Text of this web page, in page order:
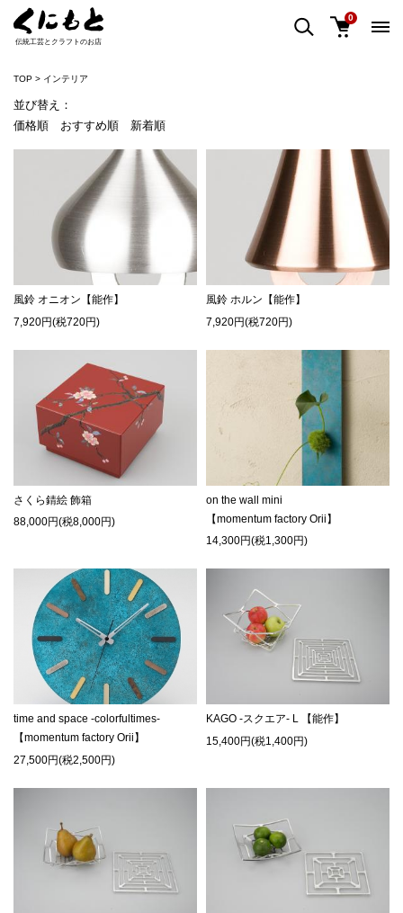
伝統工芸とクラフトのお店
0
TOP インテリア
並び替え：
価格順
おすすめ順 新着順
風鈴 オニオン【能作】
7,920円(税720円)
風鈴 ホルン【能作】
7,920円(税720円)
さくら錆絵 飾箱
88,000円(税8,000円)
on the wall mini
【momentum factory Orii】
14,300円(税1,300円)
time and space -colorfultimes-
【momentum factory Orii】
27,500円(税2,500円)
KAGO -スクエア- L 【能作】
15,400円(税1,400円)